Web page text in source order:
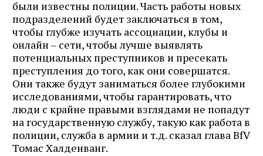
были известны полиции. Часть работы новых
подразделений будет заключаться в том,
чтобы глубже изучать ассоциации, клубы и
онлайн – сети, чтобы лучше выявлять
потенциальных преступников и пресекать
преступления до того, как они совершатся.
Они также будут заниматься более глубокими
исследованиями, чтобы гарантировать, что
люди с крайне правыми взглядами не попадут
на государственную службу, такую как работа в
полиции, служба в армии и т.д. сказал глава BfV
Томас Халденванг.